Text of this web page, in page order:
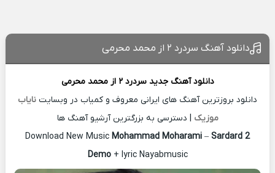
دانلود آهنگ سردرد ۲ از محمد محرمی
دانلود آهنگ جدید سردرد ۲ از
محمد محرمی
دانلود بروزترین آهنگ های ایرانی معروف و کمیاب در وبسایت نایاب
موزیک | دسترسی به بزرگترین آرشیو آهنگ ها
Download New Music Mohammad Moharami – Sardard 2
Demo+ lyric Nayabmusic